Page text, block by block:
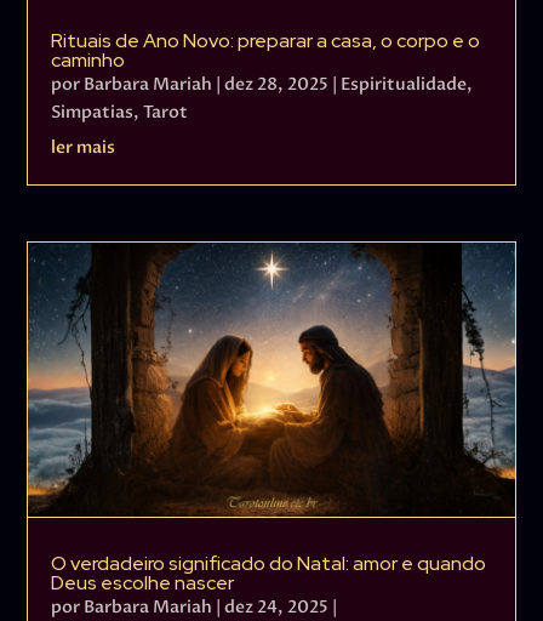
Rituais de Ano Novo: preparar a casa, o corpo e o
caminho
por Barbara Mariah |dez 28, 2025 | Espiritualidade,
Simpatias,Tarot
ler mais
O verdadeiro significado do Natal: amor e quando
Deus escolhe nascer
por Barbara Mariah |dez 24, 2025